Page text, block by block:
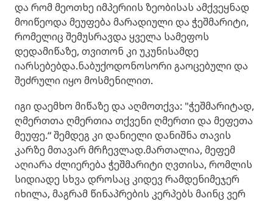
და რომ მეოთხე იმპერიის ზეობისას ამქვეყნად
მოიწეოდა მეუფება მარადიული და ჭეშმარიტი,
რომელიც შემუსრავდა ყველა სამეფოს
დედამიწაზე, თვითონ კი უკუნისამდე
იარსებებდა.ნაბუქოდონოსორი გაოცებული და
შეძრული იყო მოსმენილით.
იგი დაემხო მიწაზე და აღმოთქვა: "ჭეშმარიტად,
ღმერთთა ღმერთია თქვენი ღმერთი და მეფეთა
მეუფე.“ შემდეგ კი დანიელი დანიშნა თავის
კარზე მთავარ მრჩევლად.მართალია, მეფემ
აღიარა ძლიერება ჭეშმარიტი ღვთისა, რომლის
სიდიადე სხვა დროსაც კიდევ რამდენიმეჯერ
იხილა, მაგრამ წინაპრების კერპებს მაინც ვერ